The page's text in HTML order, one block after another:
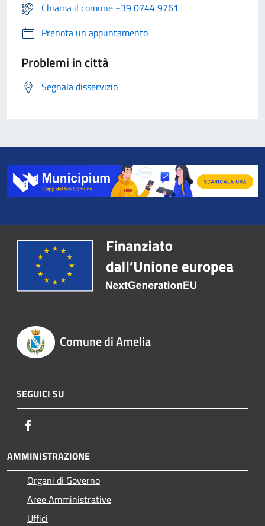
Chiama il comune +39 0744 9761
Prenota un appuntamento
Problemi in città
Segnala disservizio
Comune di Amelia
SEGUICI SU
AMMINISTRAZIONE
Organi di Governo
Aree Amministrative
Uffici